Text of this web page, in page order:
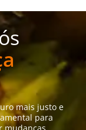
mais justo e
para